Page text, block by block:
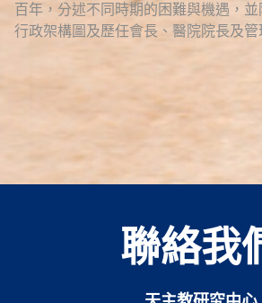
百年，分述不同時期的困難與機遇，
行政架構圖及歷任會長、醫院院長及管
聯絡我